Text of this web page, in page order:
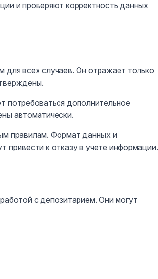
и проверяют корректность данных
для всех случаев. Он отражает только
потребоваться дополнительное
автоматически.
правилам. Формат данных и
привести к отказу в учете информации.
с депозитарием. Они могут